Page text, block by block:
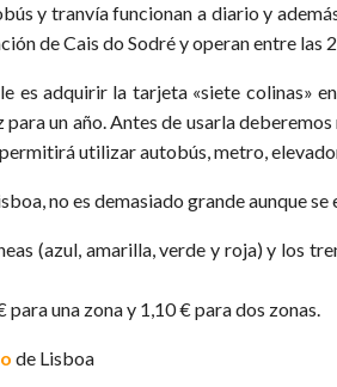
y tranvía funcionan a diario y
de Cais do Sodré y operan entre las
es adquirir la tarjeta «siete colinas»
un año. Antes de usarla
permitirá utilizar autobús, metro,
no es demasiado grande aunque
(azul, amarilla, verde y roja) y los
para una zona y 1,10 € para dos zonas.
de Lisboa